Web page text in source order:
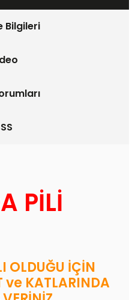
Bilgileri
PİLİ
OLDUĞU İÇİN
ve KATLARINDA